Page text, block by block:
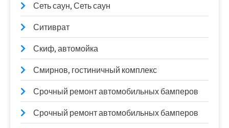
Сеть саун, Сеть саун
Ситиврат
Скиф, автомойка
Смирнов, гостиничный комплекс
Срочный ремонт автомобильных бамперов
Срочный ремонт автомобильных бамперов